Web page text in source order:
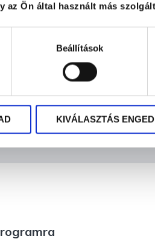
az Ön által használt más
Beállítások
KIVÁLASZTÁS